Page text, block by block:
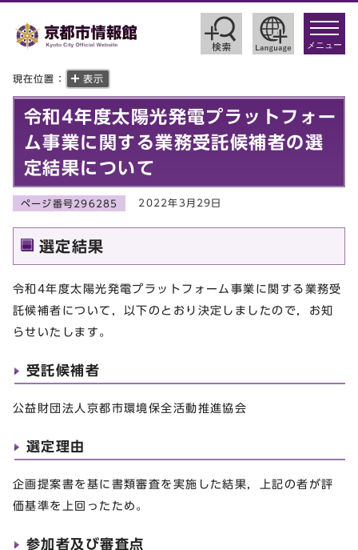
toggle
メニュー
現在位置： 表示
令和4年度太陽光発電プラットフォー
ム事業に関する業務受託候補者の選
定結果について
ページ番号296285 2022年3月29日
選定結果
令和4年度太陽光発電プラットフォーム事業に関する業務受
託候補者について，以下のとおり決定しましたので，お知
らせいたします。
受託候補者
公益財団法人京都市環境保全活動推進協会
選定理由
企画提案書を基に書類審査を実施した結果，上記の者が評
価基準を上回ったため。
参加者及び審査点